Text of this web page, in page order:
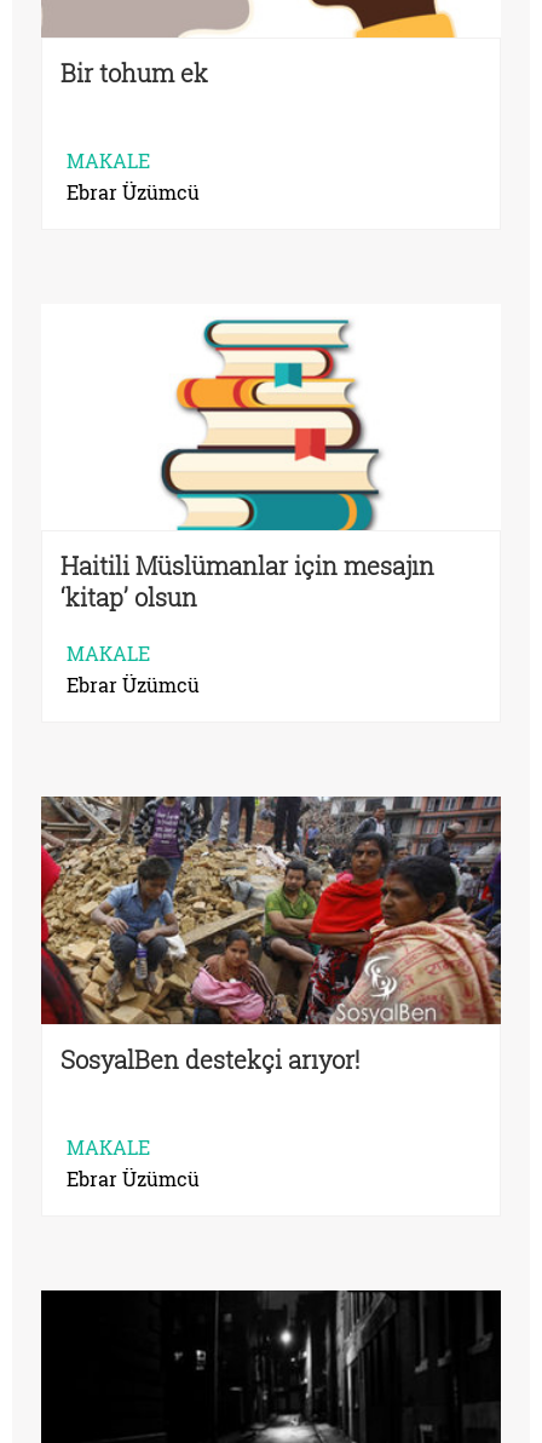
Bir tohum ek
MAKALE
Ebrar Üzümcü
Haitili Müslümanlar için mesajın
‘kitap’ olsun
MAKALE
Ebrar Üzümcü
SosyalBen destekçi arıyor!
MAKALE
Ebrar Üzümcü